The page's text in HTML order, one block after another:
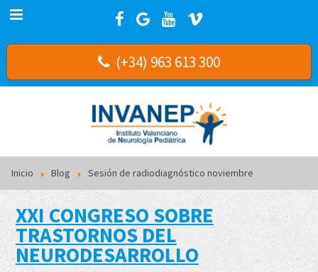
(+34) 963 613 300
Inicio Blog Sesión de radiodiagnóstico noviembre
XXI CONGRESO SOBRE
TRASTORNOS DEL
NEURODESARROLLO